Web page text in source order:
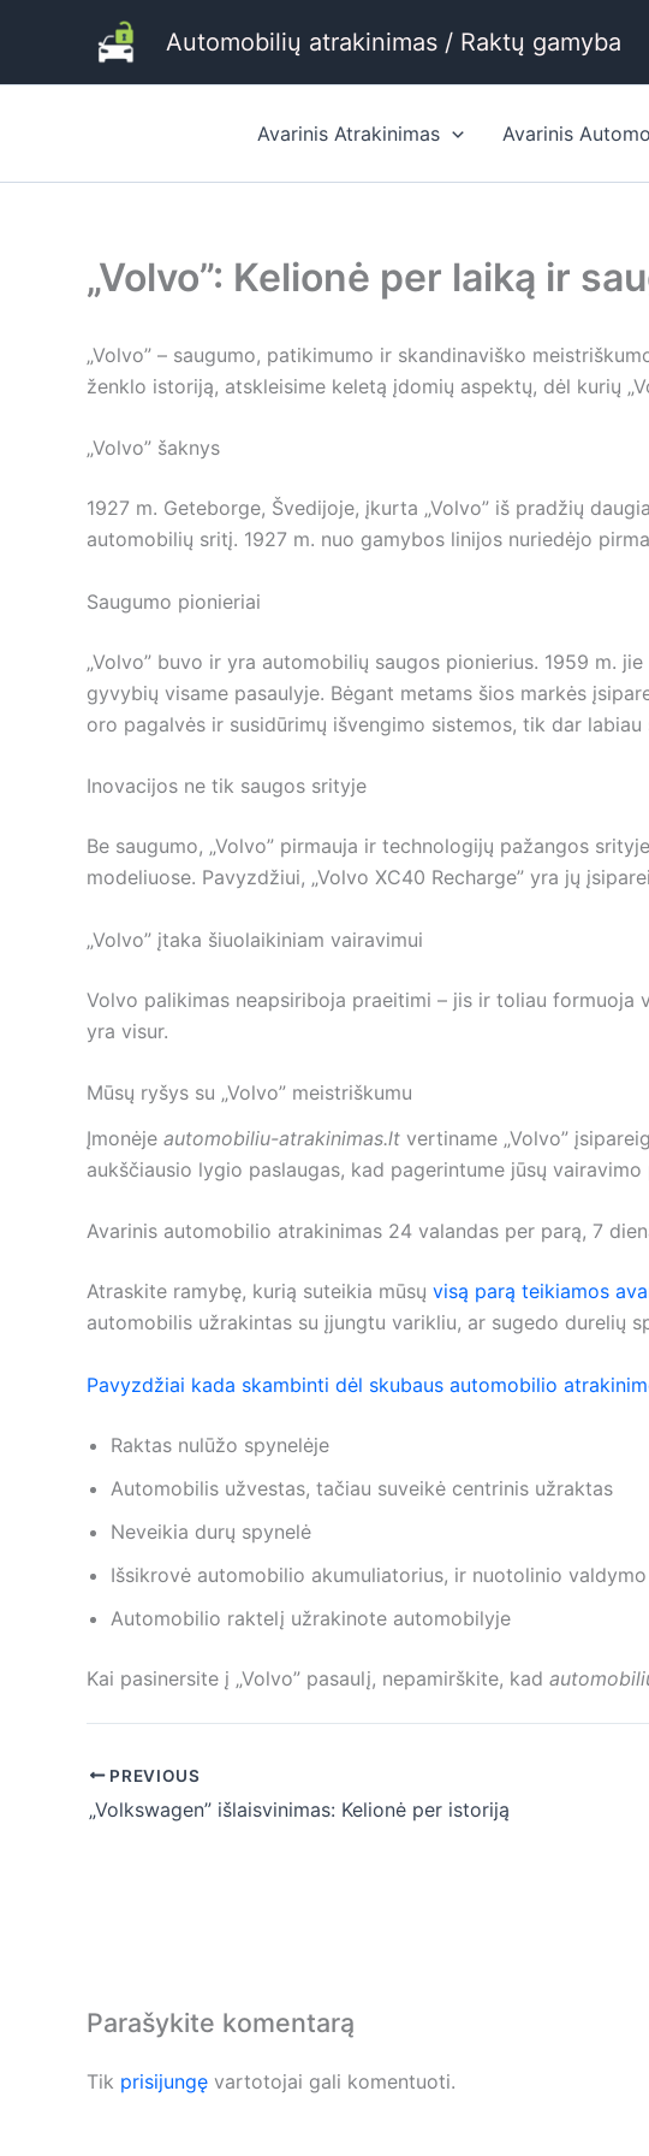
Automobilių atrakinimas / Raktų gamyba
Avarinis Atrakinimas Avarinis
„Volvo”: Kelionė per laiką ir
„Volvo” – saugumo, patikimumo ir skandinaviško
ženklo istoriją, atskleisime keletą įdomių aspektų, dėl kurių
„Volvo” šaknys
1927 m. Geteborge, Švedijoje, įkurta „Volvo” iš pradžių
automobilių sritį. 1927 m. nuo gamybos linijos nuriedėjo
Saugumo pionieriai
„Volvo” buvo ir yra automobilių saugos pionierius. 1959 m.
gyvybių visame pasaulyje. Bėgant metams šios markės
oro pagalvės ir susidūrimų išvengimo sistemos, tik dar labiau
Inovacijos ne tik saugos srityje
Be saugumo, „Volvo” pirmauja ir technologijų pažangos
modeliuose. Pavyzdžiui, „Volvo XC40 Recharge” yra jų
„Volvo” įtaka šiuolaikiniam vairavimui
Volvo palikimas neapsiriboja praeitimi – jis ir toliau formuoja
yra visur.
Mūsų ryšys su „Volvo” meistriškumu
Įmonėje automobiliu-atrakinimas.lt vertiname „Volvo”
aukščiausio lygio paslaugas, kad pagerintume jūsų
Avarinis automobilio atrakinimas 24 valandas per parą, 7
Atraskite ramybę, kurią suteikia mūsų visą parą teikiamos
automobilis užrakintas su įjungtu varikliu, ar sugedo durelių
Pavyzdžiai kada skambinti dėl skubaus automobilio
Raktas nulūžo spynelėje
Automobilis užvestas, tačiau suveikė centrinis užraktas
Neveikia durų spynelė
Išsikrovė automobilio akumuliatorius, ir nuotolinio
Automobilio raktelį užrakinote automobilyje
Kai pasinersite į „Volvo” pasaulį, nepamirškite, kad
PREVIOUS
„Volkswagen” išlaisvinimas: Kelionė per istoriją
Parašykite komentarą
Tik prisijungę vartotojai gali komentuoti.